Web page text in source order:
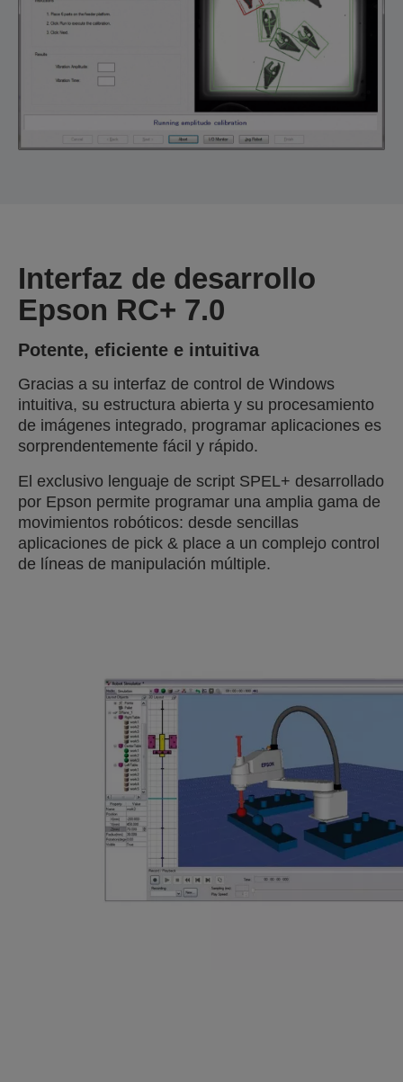
Interfaz de desarrollo
Epson RC+ 7.0
Potente, eficiente e intuitiva
Gracias a su interfaz de control de Windows
intuitiva, su estructura abierta y su procesamiento
de imágenes integrado, programar aplicaciones es
sorprendentemente fácil y rápido.
El exclusivo lenguaje de script SPEL+ desarrollado
por Epson permite programar una amplia gama de
movimientos robóticos: desde sencillas
aplicaciones de pick & place a un complejo control
de líneas de manipulación múltiple.